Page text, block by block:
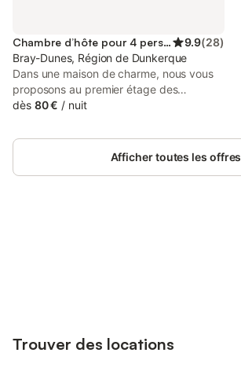
Chambre d’hôte pour 4 personnes 9.9(28)
Bray-Dunes, Région de Dunkerque
Dans une maison de charme, nous vous
proposons au premier étage des
chambres tout confort. Une suite familiale
privative et WC. Télévision via TNT Frigo
et bouilloire WiFi Parking fermé En
dès 80 € / nuit
Afficher toutes les offres
Trouver des locations